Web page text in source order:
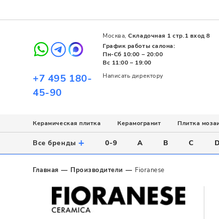
+7 495 180-
45-90
Написать директору
Москва,Складочная 1 стр.1 вход 8
График работы салона:
Пн-Сб 10:00 – 20:00
Вс 11:00 – 19:00
Керамическая плитка
Использование
Напольное
Настенное
Назначение
Для ванной
Стиль
Современный
Пэчворк
Все
Керамогранит
Назначение
Для ванной
Напольное
Поверхность
Матовая
Полированная
Все
Плитка
Назначение
Для ванной
Для бассейна
Цвет
Белый
Серый
Все
Все бренды + 0-9 A B C D
Главная Производители Fioranese